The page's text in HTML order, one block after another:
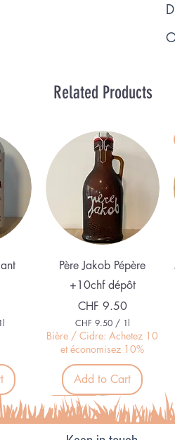
Related Products
1l
Quick View
Père Jakob Pépère
+10chf dépôt
Price
CHF 9.50
CHF 9.50 / 1l
C
H
F
9
0
p
e
Bière / Cidre: Achetez 10
et économisez 10%
Add to Cart
Nouveau